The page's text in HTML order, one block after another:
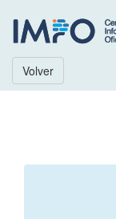
Volver